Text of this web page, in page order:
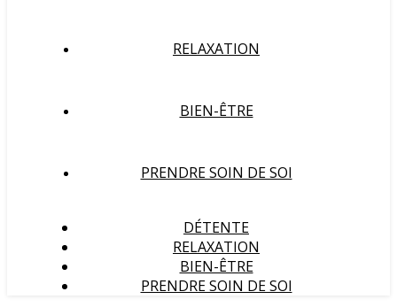
RELAXATION
BIEN-ÊTRE
PRENDRE SOIN DE SOI
DÉTENTE
RELAXATION
BIEN-ÊTRE
PRENDRE SOIN DE SOI